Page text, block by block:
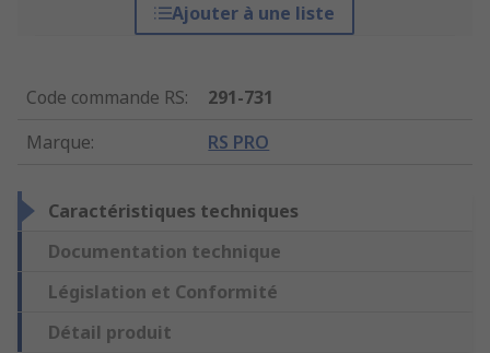
Ajouter à une liste
Code commande RS:
291-731
Marque: RS PRO
Caractéristiques techniques
Documentation technique
Législation et Conformité
Détail produit